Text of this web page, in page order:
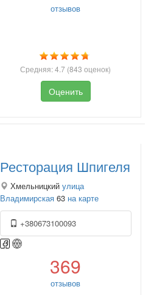
отзывов
Средняя:4.7 (843 оценок)
Оценить
Ресторация Шпигеля
Хмельницкий улица
Владимирская 63 на карте
+380673100093
369
отзывов